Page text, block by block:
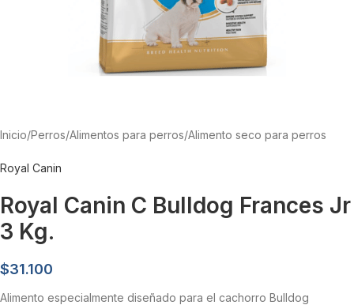
Inicio/Perros/Alimentos para perros/Alimento seco para perros
Royal Canin
Royal Canin C Bulldog Frances Jr
3 Kg.
$31.100
Alimento especialmente diseñado para el cachorro Bulldog